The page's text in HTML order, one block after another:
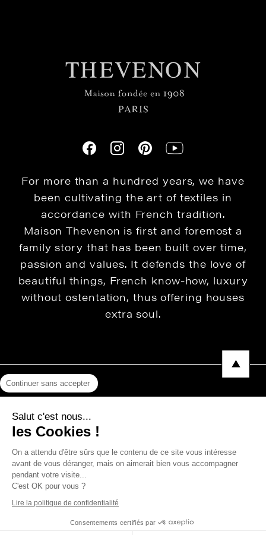
For more than a hundred years, we have
been cultivating the art of textiles in
accordance with French tradition.
Maison Thevenon is first and foremost a
family story that has been built over time,
passion and values. It defends the love of
beautiful things, French know-how, luxury
without ostentation, thus offering houses
extra soul.
Privacy Policy
Press area
Continuer sans accepter
Salut c'est nous...
les Cookies !
On a attendu d'être sûrs que le contenu de ce site vous intéresse
avant de vous déranger, mais on aimerait bien vous accompagner
pendant votre visite...
C'est OK pour vous ?
Lire la politique de confidentialité
Consentements certifiés par